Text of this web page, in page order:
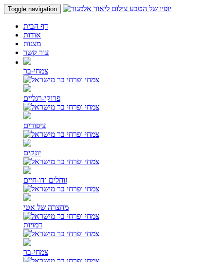
Toggle navigation
דף הבית
אודות
מצגות
צור קשר
צמחי-בר
פרוקי-רגליים
ציפורים
יונקים
זוחלים ודו-חיים
מחצרה של אטי
דמויות
צמחי-בר